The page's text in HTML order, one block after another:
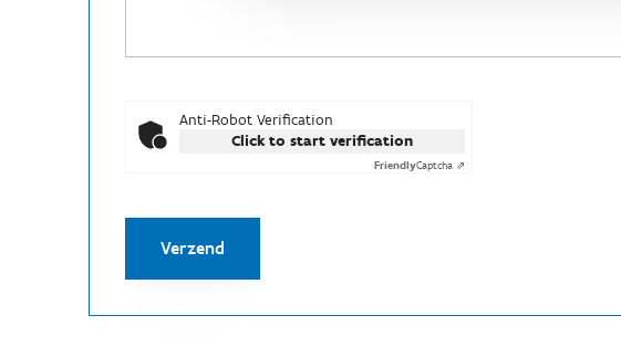
Anti-Robot Verification
Click to start verification
FriendlyCaptcha ⇗
Verzend